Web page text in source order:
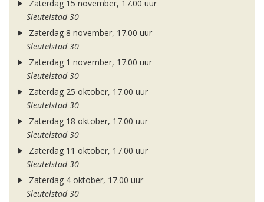
Zaterdag 15 november, 17.00 uur
Sleutelstad 30
Zaterdag 8 november, 17.00 uur
Sleutelstad 30
Zaterdag 1 november, 17.00 uur
Sleutelstad 30
Zaterdag 25 oktober, 17.00 uur
Sleutelstad 30
Zaterdag 18 oktober, 17.00 uur
Sleutelstad 30
Zaterdag 11 oktober, 17.00 uur
Sleutelstad 30
Zaterdag 4 oktober, 17.00 uur
Sleutelstad 30